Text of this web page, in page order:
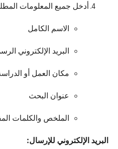
أدخل جميع المعلومات
الاسم الكامل
البريد الإلكتروني
مكان العمل أو
عنوان البحث
الملخص والكلمات
البريد الإلكتروني للإرسال: